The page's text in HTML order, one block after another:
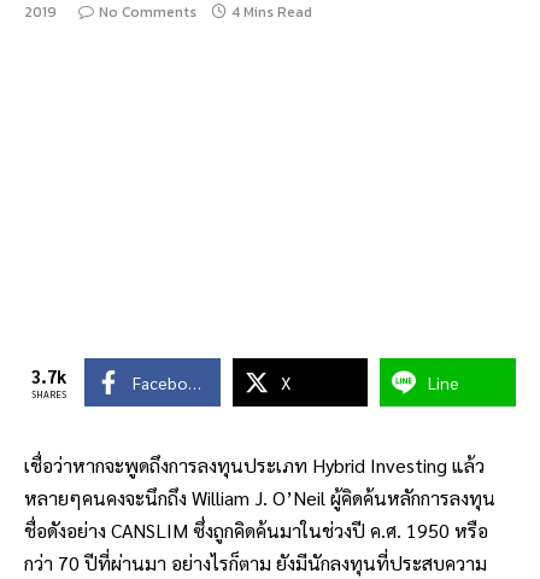
2019
No Comments 4 Mins Read
3.7k
SHARES
Facebook X Line
เชื่อว่าหากจะพูดถึงการลงทุนประเภท Hybrid Investing แล้ว
หลายๆคนคงจะนึกถึง William J. O’Neil ผู้คิดค้นหลักการลงทุน
ชื่อดังอย่าง CANSLIM ซึ่งถูกคิดค้นมาในช่วงปี ค.ศ. 1950 หรือ
กว่า 70 ปีที่ผ่านมา อย่างไรก็ตาม ยังมีนักลงทุนที่ประสบความ